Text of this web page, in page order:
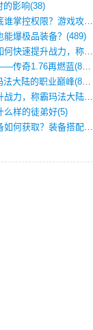
的影响(38)
现在传奇私服授权到底谁掌控权限？游戏攻略(789)
能爆极品装备？(489)
玛法勇士攻略秘笈：如何快速提升战力，称霸(717)
再燃蓝火，寻你破局——传奇1.76再燃蓝(893)
传奇1.80复古版本：玛法大陆的职业巅峰(873)
精品传奇如何快速提升战力，称霸玛法大陆？(392)
么样的徒弟好(5)
热血传奇私服顶级装备如何获取？装备搭配与(688)